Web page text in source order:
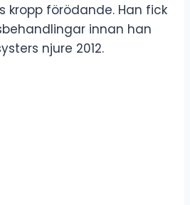
kropp förödande. Han fick
innan han
njure 2012.